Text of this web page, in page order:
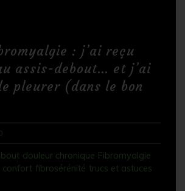
: j’ai reçu
assis-debout… et j’ai
pleurer (dans le bon
douleur chronique Fibromyalgie
confort fibrosérénité trucs et astuces